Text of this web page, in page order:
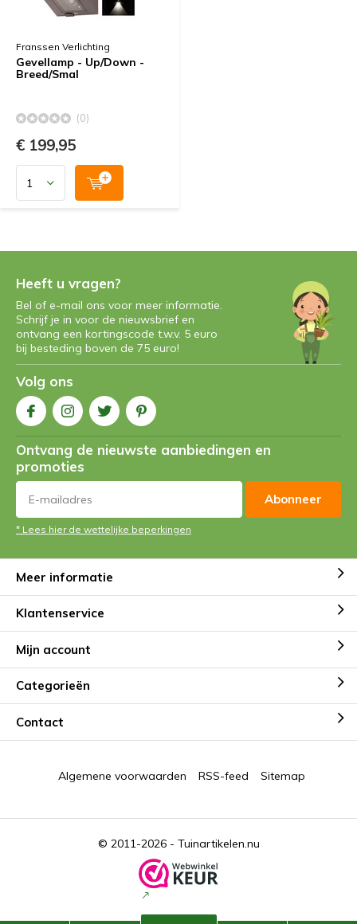
Franssen Verlichting
Gevellamp - Up/Down -
Breed/Smal
(0)
€ 199,95
Heeft u vragen?
Bel of e-mail ons voor meer informatie.
Schrijf je in voor de nieuwsbrief en
ontvang een kortingscode t.w.v. 5 euro
bij besteding boven de 75 euro!
Volg ons
Ontvang de nieuwste aanbiedingen en
promoties
Abonneer
* Lees hier de wettelijke beperkingen
Meer informatie
Klantenservice
Mijn account
Categorieën
Contact
© 2011-2026 - Tuinartikelen.nu
Algemene voorwaarden RSS-feed Sitemap